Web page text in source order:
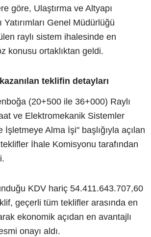
göre, Ulaştırma ve Altyapı
Yatırımları Genel Müdürlüğü
raylı sistem ihalesinde en
konusu ortaklıktan geldi.
teklifin detayları
(20+500 ile 36+000) Raylı
ve Elektromekanik Sistemler
İşletmeye Alma İşi" başlığıyla açılan
İhale Komisyonu tarafından
KDV hariç 54.411.643.707,60
geçerli tüm teklifler arasında en
ekonomik açıdan en avantajlı
onayı aldı.